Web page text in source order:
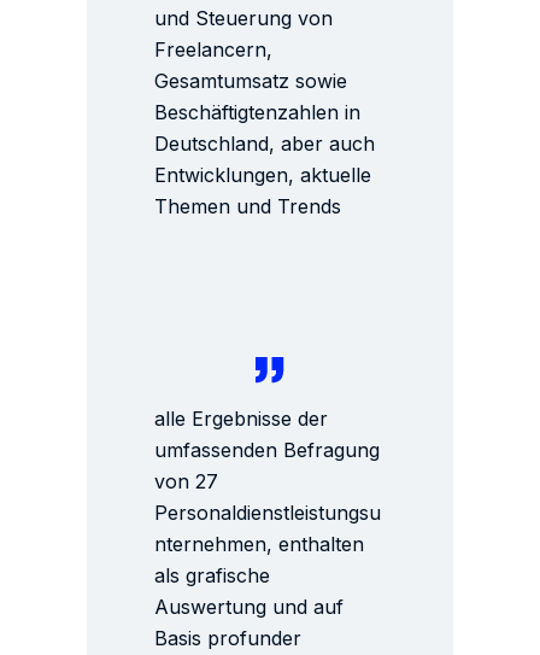
und Steuerung von
Freelancern,
Gesamtumsatz sowie
Beschäftigtenzahlen in
Deutschland, aber auch
Entwicklungen, aktuelle
Themen und Trends
alle Ergebnisse der
umfassenden Befragung
von 27
Personaldienstleistungsu
nternehmen, enthalten
als grafische
Auswertung und auf
Basis profunder